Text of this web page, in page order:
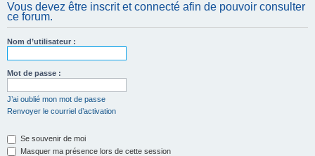
Vous devez être inscrit et connecté afin de pouvoir consulter
ce forum.
Nom d’utilisateur :
Mot de passe :
J’ai oublié mon mot de passe
Renvoyer le courriel d’activation
Se souvenir de moi
Masquer ma présence lors de cette session